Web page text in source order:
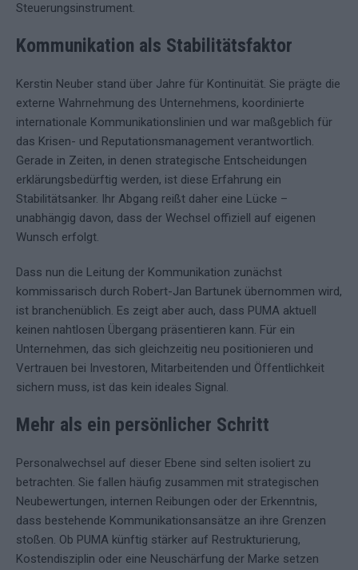
Steuerungsinstrument.
Kommunikation als Stabilitätsfaktor
Kerstin Neuber stand über Jahre für Kontinuität. Sie prägte die
externe Wahrnehmung des Unternehmens, koordinierte
internationale Kommunikationslinien und war maßgeblich für
das Krisen- und Reputationsmanagement verantwortlich.
Gerade in Zeiten, in denen strategische Entscheidungen
erklärungsbedürftig werden, ist diese Erfahrung ein
Stabilitätsanker. Ihr Abgang reißt daher eine Lücke –
unabhängig davon, dass der Wechsel offiziell auf eigenen
Wunsch erfolgt.
Dass nun die Leitung der Kommunikation zunächst
kommissarisch durch Robert-Jan Bartunek übernommen wird,
ist branchenüblich. Es zeigt aber auch, dass PUMA aktuell
keinen nahtlosen Übergang präsentieren kann. Für ein
Unternehmen, das sich gleichzeitig neu positionieren und
Vertrauen bei Investoren, Mitarbeitenden und Öffentlichkeit
sichern muss, ist das kein ideales Signal.
Mehr als ein persönlicher Schritt
Personalwechsel auf dieser Ebene sind selten isoliert zu
betrachten. Sie fallen häufig zusammen mit strategischen
Neubewertungen, internen Reibungen oder der Erkenntnis,
dass bestehende Kommunikationsansätze an ihre Grenzen
stoßen. Ob PUMA künftig stärker auf Restrukturierung,
Kostendisziplin oder eine Neuschärfung der Marke setzen